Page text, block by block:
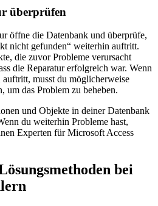
überprüfen
öffne die Datenbank und überprüfe,
nicht gefunden“ weiterhin auftritt.
die zuvor Probleme verursacht
die Reparatur erfolgreich war. Wenn
musst du möglicherweise
um das Problem zu beheben.
und Objekte in deiner Datenbank
du weiterhin Probleme hast,
Experten für Microsoft Access
bei